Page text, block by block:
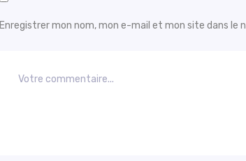
Enregistrer mon nom, mon e-mail et mon site dans